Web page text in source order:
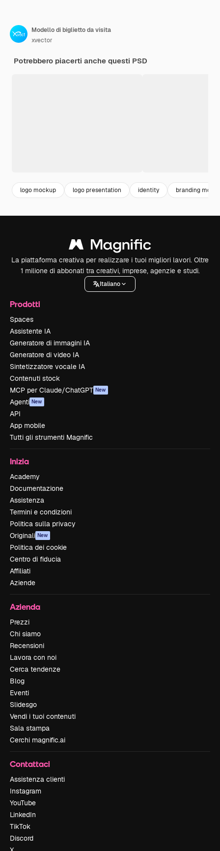
Modello di biglietto da visita
xvector
Potrebbero piacerti anche questi PSD
logo mockup logo presentation identity branding
La piattaforma creativa per realizzare i tuoi migliori lavori. Oltre
1 milione di abbonati tra creativi, imprese, agenzie e studi.
Italiano
Prodotti
Spaces
Assistente IA
Generatore di immagini IA
Generatore di video IA
Sintetizzatore vocale IA
Contenuti stock
MCP per Claude/ChatGPT New
Agenti New
API
App mobile
Tutti gli strumenti Magnific
Inizia
Academy
Documentazione
Assistenza
Termini e condizioni
Politica sulla privacy
Originali New
Politica dei cookie
Centro di fiducia
Affiliati
Aziende
Azienda
Prezzi
Chi siamo
Recensioni
Lavora con noi
Cerca tendenze
Blog
Eventi
Slidesgo
Vendi i tuoi contenuti
Sala stampa
Cerchi magnific.ai
Contattaci
Assistenza clienti
Instagram
YouTube
LinkedIn
TikTok
Discord